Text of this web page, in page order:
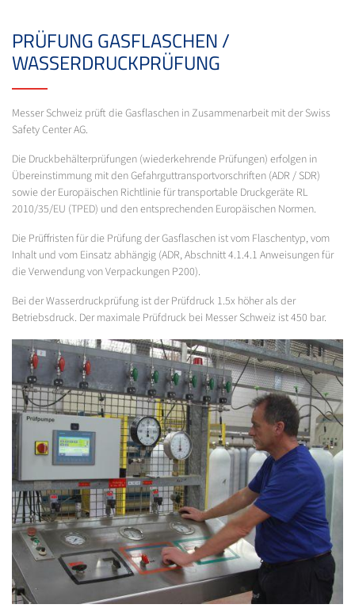
PRÜFUNG GASFLASCHEN /
WASSERDRUCKPRÜFUNG
Messer Schweiz prüft die Gasflaschen in Zusammenarbeit mit der Swiss
Safety Center AG.
Die Druckbehälterprüfungen (wiederkehrende Prüfungen) erfolgen in
Übereinstimmung mit den Gefahrguttransportvorschriften (ADR / SDR)
sowie der Europäischen Richtlinie für transportable Druckgeräte RL
2010/35/EU (TPED) und den entsprechenden Europäischen Normen.
Die Prüffristen für die Prüfung der Gasflaschen ist vom Flaschentyp, vom
Inhalt und vom Einsatz abhängig (ADR, Abschnitt 4.1.4.1 Anweisungen für
die Verwendung von Verpackungen P200).
Bei der Wasserdruckprüfung ist der Prüfdruck 1.5x höher als der
Betriebsdruck. Der maximale Prüfdruck bei Messer Schweiz ist 450 bar.